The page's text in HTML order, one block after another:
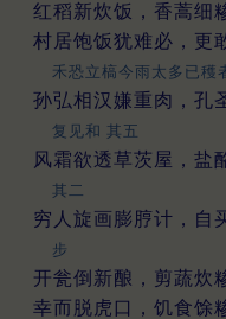
红稻新炊饭，香蒿细
村居饱饭犹难必，更
禾恐立槁今雨太多已穫
孙弘相汉嫌重肉，孔
复见和 其五
风霜欲透草茨屋，盐
其二
穷人旋画膨脝计，自
步
开瓮倒新酿，剪蔬炊
幸而脱虎口，饥食馀